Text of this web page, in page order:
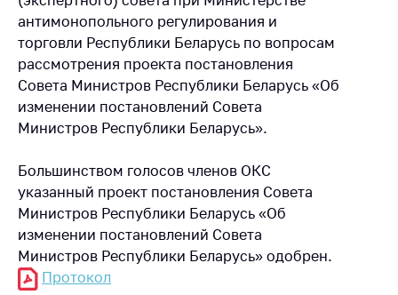
антимонопольного регулирования и
торговли Республики Беларусь по вопросам
рассмотрения проекта постановления
Совета Министров Республики Беларусь «Об
изменении постановлений Совета
Министров Республики Беларусь».
Большинством голосов членов ОКС
указанный проект постановления Совета
Министров Республики Беларусь «Об
изменении постановлений Совета
Министров Республики Беларусь» одобрен.
Протокол